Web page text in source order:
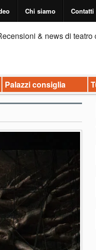
Chi siamo Contatti
& news di
Palazzi consiglia